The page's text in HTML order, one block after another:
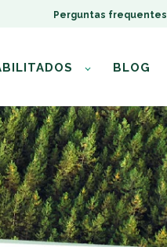
Perguntas frequentes
BLOG